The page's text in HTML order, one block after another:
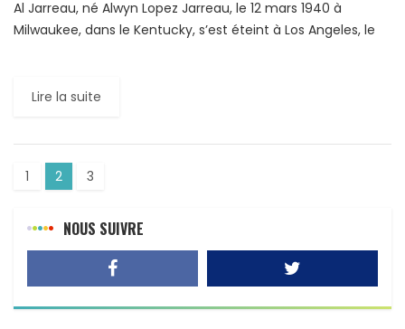
Al Jarreau, né Alwyn Lopez Jarreau, le 12 mars 1940 à
Milwaukee, dans le Kentucky, s’est éteint à Los Angeles, le
Lire la suite
1 2 3
NOUS SUIVRE